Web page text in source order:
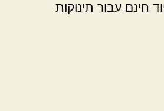
חינם עבור תינוקות